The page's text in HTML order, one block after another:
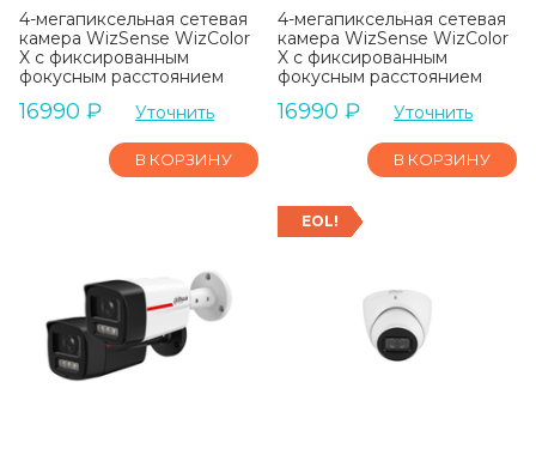
4-мегапиксельная сетевая
камера WizSense WizColor
X с фиксированным
фокусным расстоянием
16990 ₽ Уточнить
В КОРЗИНУ
4-мегапиксельная сетевая
камера WizSense WizColor
X с фиксированным
фокусным расстоянием
16990 ₽ Уточнить
В КОРЗИНУ
EOL!